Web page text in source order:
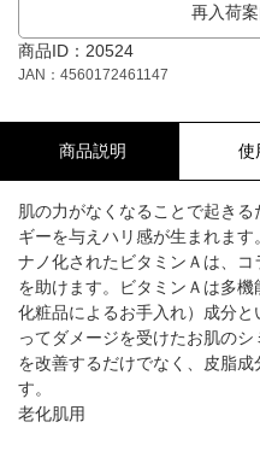
再入荷
商品ID：20524
JAN：4560172461147
商品説明 使
肌の力がなくなることで起き
ギーを与えハリ感が生まれます。
ナノ化されたビタミンＡは、
を助けます。ビタミンＡは多
化粧品によるお手入れ）成分
ってダメージを受けたお肌の
を改善するだけでなく、皮脂
す。
老化肌用